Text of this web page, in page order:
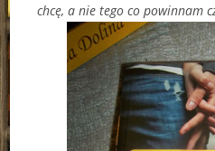
chcę, a nie tego co powinnam